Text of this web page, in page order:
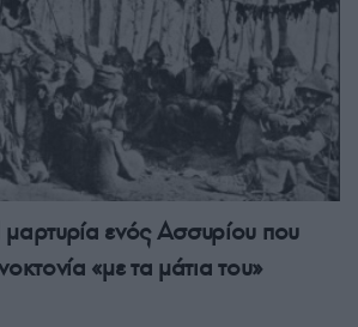
ενός Ασσυρίου που
«με τα μάτια του»